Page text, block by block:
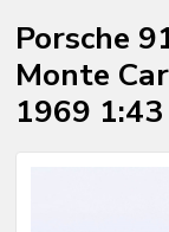
Porsche
Monte
1969